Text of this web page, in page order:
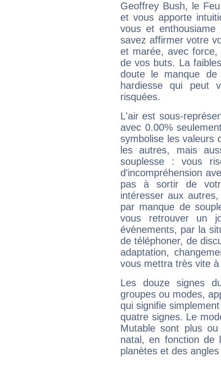
Geoffrey Bush, le
et vous apporte
vous et
savez affirmer votre
et marée, avec
de vos buts. La
doute le manque
hardiesse qui peut
risquées.
L'air est sous-
avec 0.00%
symbolise les valeurs
les autres, mais
souplesse : vous
d'incompréhension
pas à sortir de
intéresser aux
par manque de
vous retrouver un
évènements, par la
de téléphoner, de
adaptation,
vous mettra très vite
Les douze signes
groupes ou modes,
qui signifie
quatre signes. Le
Mutable sont plus
natal, en fonction de
planètes et des